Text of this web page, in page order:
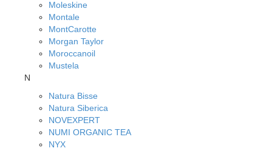
Moleskine
Montale
MontCarotte
Morgan Taylor
Moroccanoil
Mustela
N
Natura Bisse
Natura Siberica
NOVEXPERT
NUMI ORGANIC TEA
NYX